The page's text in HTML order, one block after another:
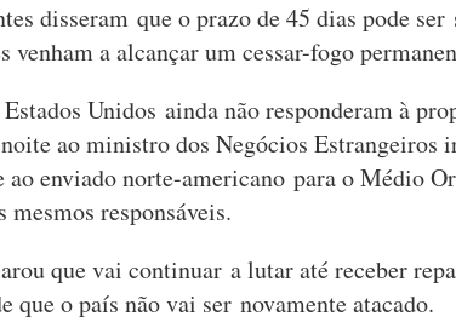
disseram que o prazo de 45 dias pode
venham a alcançar um cessar-fogo
Unidos ainda não responderam à
ao ministro dos Negócios Estrangeiros
ao enviado norte-americano para o Médio
mesmos responsáveis.
que vai continuar a lutar até receber
que o país não vai ser novamente atacado.